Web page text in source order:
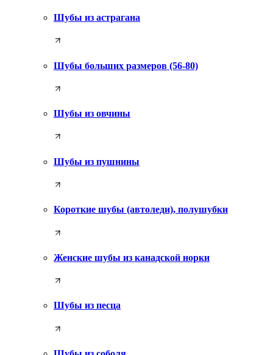
Шубы из астрагана
Шубы больших размеров (56-80)
Шубы из овчины
Шубы из пушнины
Короткие шубы (автоледи), полушубки
Женские шубы из канадской норки
Шубы из песца